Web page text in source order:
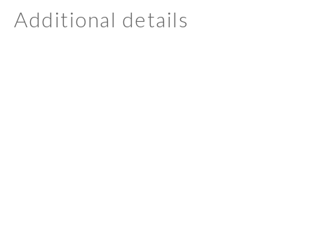
Additional details